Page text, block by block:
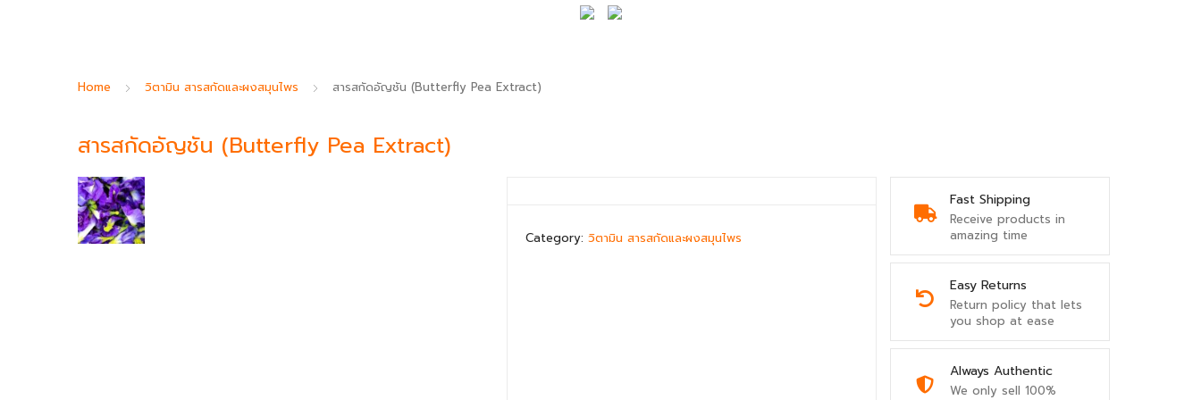
Home วิตามิน สารสกัดและผงสมุนไพร สารสกัดอัญชัน (Butterfly Pea Extract)
สารสกัดอัญชัน (Butterfly Pea Extract)
Fast Shipping
Receive products in
amazing time
Easy Returns
Return policy that lets
you shop at ease
Always Authentic
We only sell 100%
Category: วิตามิน สารสกัดและผงสมุนไพร